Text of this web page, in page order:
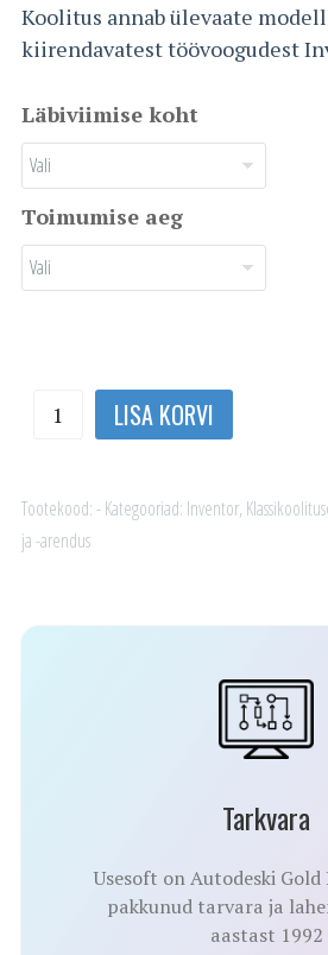
Koolitus annab ülevaate
kiirendavatest töövoogudest
Läbiviimise koht
Toimumise aeg
Inventor
modelleerimise
kogus
LISA KORVI
Tootekood:-Kategooriad: Inventor,
ja -arendus
Tarkvara
Usesoft on Autodeski
pakkunud tarvara ja
aastast 1992